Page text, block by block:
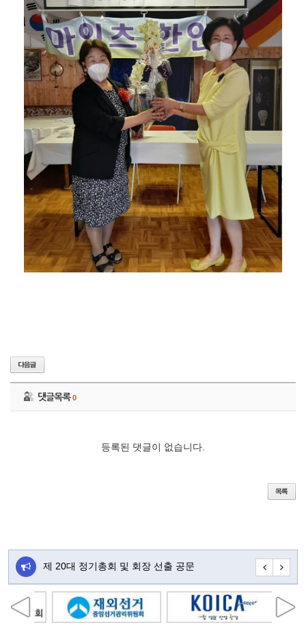
댓글목록0
등록된 댓글이 없습니다.
제 20대 정기총회 및 회장 선출 공문 초대합니